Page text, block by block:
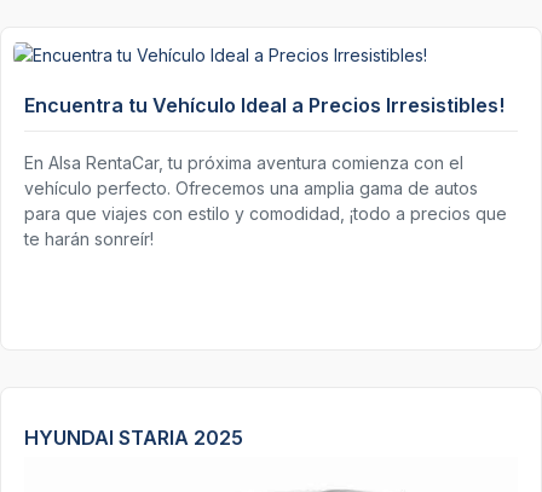
Encuentra tu Vehículo Ideal a Precios Irresistibles!
En Alsa RentaCar, tu próxima aventura comienza con el
vehículo perfecto. Ofrecemos una amplia gama de autos
para que viajes con estilo y comodidad, ¡todo a precios que
te harán sonreír!
HYUNDAI STARIA 2025